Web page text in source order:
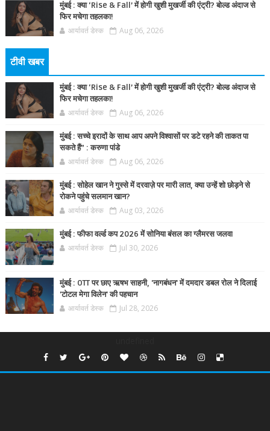
मुंबई : क्या ‘Rise & Fall’ में होगी खुशी मुखर्जी की एंट्री? बोल्ड अंदाज से
फिर मचेगा तहलका!
आर्यावर्त डेस्क Aug 06, 2026
टीवी खबर
मुंबई : क्या ‘Rise & Fall’ में होगी खुशी मुखर्जी की एंट्री? बोल्ड अंदाज से
फिर मचेगा तहलका!
आर्यावर्त डेस्क Aug 06, 2026
मुंबई : सच्चे इरादों के साथ आप अपने विश्वासों पर डटे रहने की ताकत पा
सकते हैं” : करुणा पांडे
आर्यावर्त डेस्क Aug 06, 2026
मुंबई : सोहेल खान ने गुस्से में दरवाज़े पर मारी लात, क्या उन्हें शो छोड़ने से
रोकने पहुंचे सलमान खान?
आर्यावर्त डेस्क Aug 03, 2026
मुंबई : फीफा वर्ल्ड कप 2026 में सोनिया बंसल का ग्लैमरस जलवा
आर्यावर्त डेस्क Jul 30, 2026
मुंबई : OTT पर छाए ऋषभ साहनी, 'नागबंधन' में दमदार डबल रोल ने दिलाई
'टोटल मेगा विलेन' की पहचान
आर्यावर्त डेस्क Jul 28, 2026